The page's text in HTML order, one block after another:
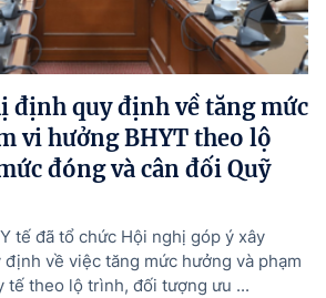
định quy định về tăng mức
vi hưởng BHYT theo lộ
đóng và cân đối Quỹ
tế đã tổ chức Hội nghị góp ý xây
về việc tăng mức hưởng và phạm
tế theo lộ trình, đối tượng ưu ...